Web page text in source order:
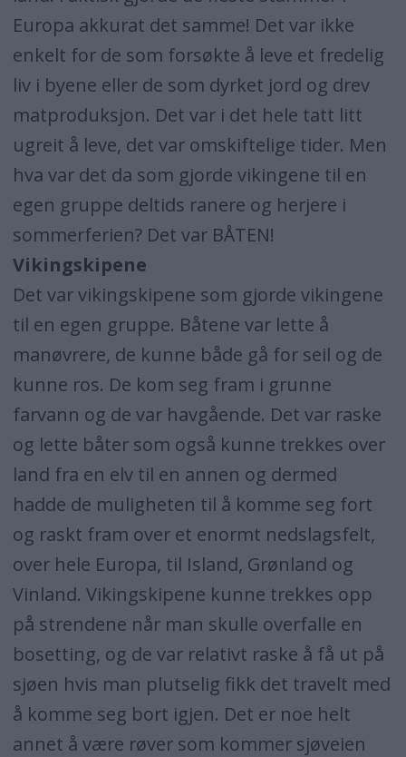
Europa akkurat det samme! Det var ikke
enkelt for de som forsøkte å leve et fredelig
liv i byene eller de som dyrket jord og drev
matproduksjon. Det var i det hele tatt litt
ugreit å leve, det var omskiftelige tider. Men
hva var det da som gjorde vikingene til en
egen gruppe deltids ranere og herjere i
sommerferien? Det var BÅTEN!
Vikingskipene
Det var vikingskipene som gjorde vikingene
til en egen gruppe. Båtene var lette å
manøvrere, de kunne både gå for seil og de
kunne ros. De kom seg fram i grunne
farvann og de var havgående. Det var raske
og lette båter som også kunne trekkes over
land fra en elv til en annen og dermed
hadde de muligheten til å komme seg fort
og raskt fram over et enormt nedslagsfelt,
over hele Europa, til Island, Grønland og
Vinland. Vikingskipene kunne trekkes opp
på strendene når man skulle overfalle en
bosetting, og de var relativt raske å få ut på
sjøen hvis man plutselig fikk det travelt med
å komme seg bort igjen. Det er noe helt
annet å være røver som kommer sjøveien